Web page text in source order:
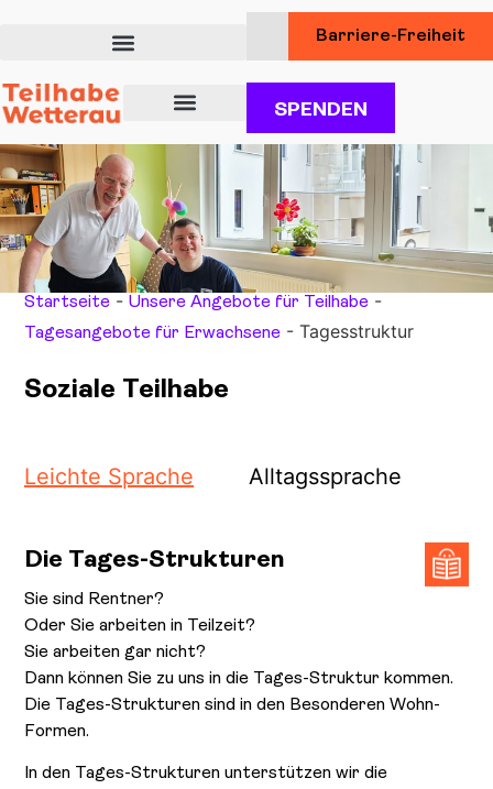
Barriere-Freiheit
SPENDEN
Startseite - Unsere Angebote für Teilhabe -
Tagesangebote für Erwachsene - Tagesstruktur
Soziale Teilhabe
Leichte Sprache Alltagssprache
Die Tages-Strukturen
Sie sind Rentner?
Oder Sie arbeiten in Teilzeit?
Sie arbeiten gar nicht?
Dann können Sie zu uns in die Tages-Struktur kommen.
Die Tages-Strukturen sind in den Besonderen Wohn-
Formen.
In den Tages-Strukturen unterstützen wir die